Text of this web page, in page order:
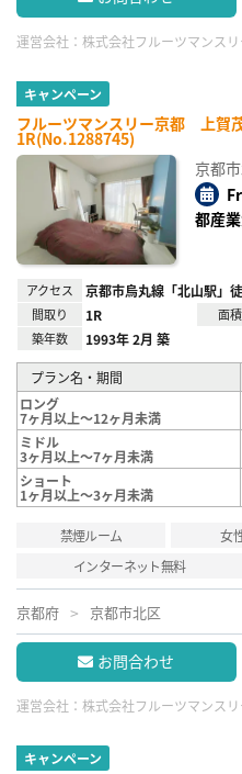
運営会社： 株式会社フルーツマンスリ
キャンペーン
フルーツマンスリー京都 上賀
1R(No.1288745)
京都
都産
アクセス 京都市烏丸線「北山駅」
間取り 1R 面積
築年数 1993年 2月 築
プラン名・期間
ロング
7ヶ月以上～12ヶ月未満
ミドル
3ヶ月以上～7ヶ月未満
ショート
1ヶ月以上～3ヶ月未満
禁煙ルーム 女
インターネット無料
京都府 京都市北区
お問合わせ
運営会社： 株式会社フルーツマンスリ
キャンペーン